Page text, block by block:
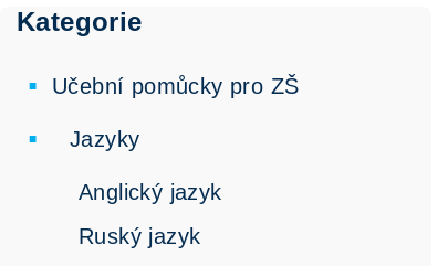
oPřeskočit
Kategorie
Učební pomůcky pro ZŠ
Jazyky
Anglický jazyk
Ruský jazyk